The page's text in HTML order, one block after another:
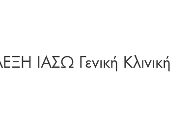
ΙΑΣΩ Γενική Κλινική